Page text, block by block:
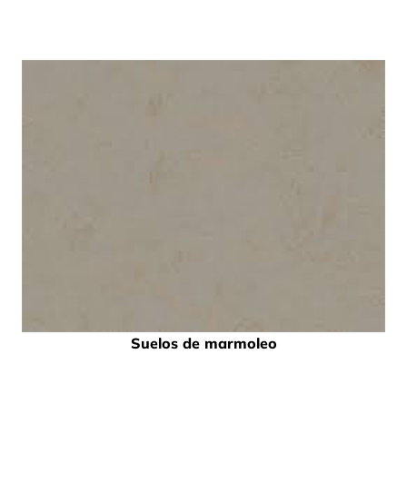
Suelos de marmoleo